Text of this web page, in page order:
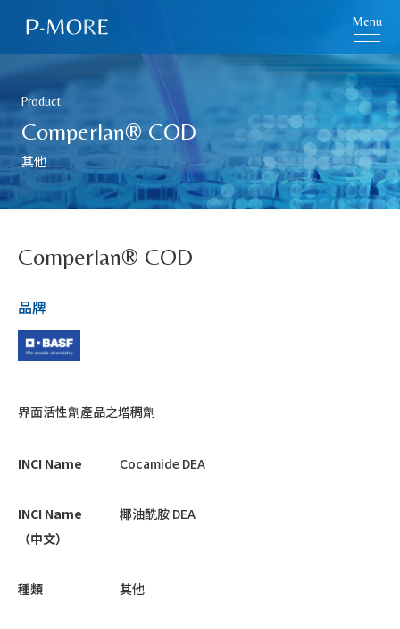
Menu
Product
Comperlan® COD
其他
Comperlan® COD
品牌
界面活性劑產品之增稠劑
INCI Name Cocamide DEA
INCI Name
（中文）
椰油酰胺 DEA
種類 其他